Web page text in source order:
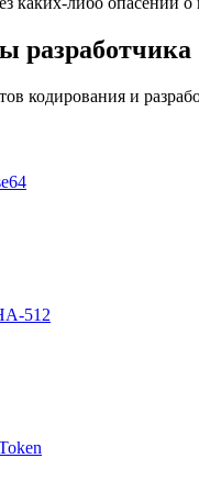
разработчика
кодирования и
512